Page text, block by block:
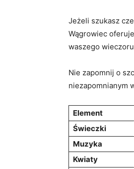
Jeżeli szukasz
Wągrowiec
waszego
Nie zapomnij o
niezapomnianym
Element
Świeczki
Muzyka
Kwiaty